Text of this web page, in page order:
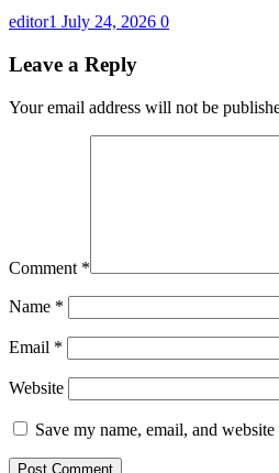
editor1 July 24, 2026 0
Leave a Reply
Your email address will not be
Comment *
Name *
Email *
Website
Save my name, email, and